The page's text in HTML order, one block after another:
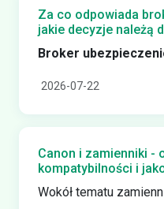
Za co odpowiada
jakie decyzje należą
Broker
2026-07-22
Canon i zamienniki -
kompatybilności i
Wokół tematu